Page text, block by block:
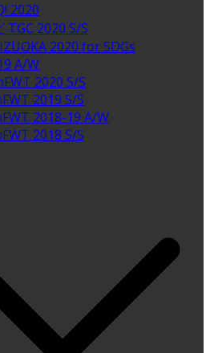
2020
TGC 2020 S/S
2020 for SDGs
A/W
2020 S/S
2019 S/S
2018-19 A/W
2018 S/S